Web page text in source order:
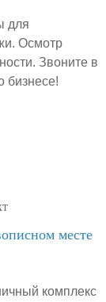
для
Осмотр
Звоните в
бизнесе!
месте
комплекс